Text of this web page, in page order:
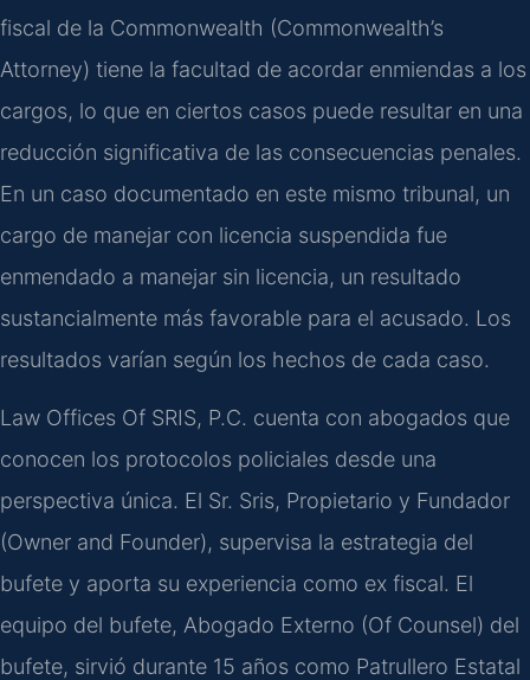
fiscal de la Commonwealth (Commonwealth’s
Attorney) tiene la facultad de acordar enmiendas a los
cargos, lo que en ciertos casos puede resultar en una
reducción significativa de las consecuencias penales.
En un caso documentado en este mismo tribunal, un
cargo de manejar con licencia suspendida fue
enmendado a manejar sin licencia, un resultado
sustancialmente más favorable para el acusado. Los
resultados varían según los hechos de cada caso.
Law Offices Of SRIS, P.C. cuenta con abogados que
conocen los protocolos policiales desde una
perspectiva única. El Sr. Sris, Propietario y Fundador
(Owner and Founder), supervisa la estrategia del
bufete y aporta su experiencia como ex fiscal. El
equipo del bufete, Abogado Externo (Of Counsel) del
bufete, sirvió durante 15 años como Patrullero Estatal